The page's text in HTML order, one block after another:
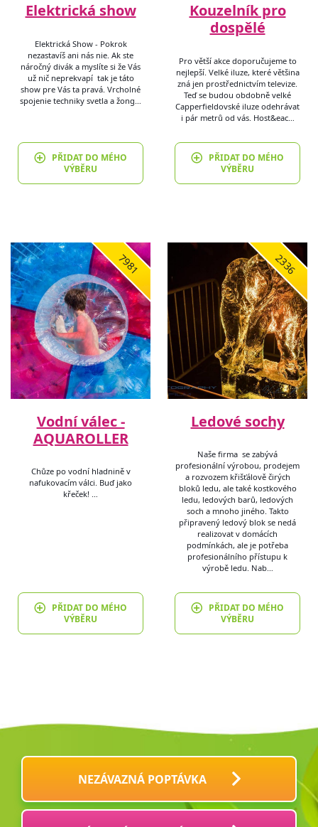
Elektrická show
Elektrická Show - Pokrok
nezastavíš ani nás nie. Ak ste
náročný divák a myslíte si že Vás
už nič neprekvapí tak je táto
show pre Vás ta pravá. Vrcholné
spojenie techniky svetla a žong…
PŘIDAT DO MÉHO
VÝBĚRU
Kouzelník pro
dospělé
Pro větší akce doporučujeme to
nejlepší. Velké iluze, které většina
zná jen prostřednictvím televize.
Teď se budou obdobně velké
Capperfieldovské iluze odehrávat
i pár metrů od vás. Host&eac…
PŘIDAT DO MÉHO
VÝBĚRU
7981
Vodní válec -
AQUAROLLER
Chůze po vodní hladnině v
nafukovacím válci. Buď jako
křeček! …
PŘIDAT DO MÉHO
VÝBĚRU
2336
Ledové sochy
Naše firma se zabývá
profesionální výrobou, prodejem
a rozvozem křišťálově čirých
bloků ledu, ale také kostkového
ledu, ledových barů, ledových
soch a mnoho jiného. Takto
připravený ledový blok se nedá
realizovat v domácích
podmínkách, ale je potřeba
profesionálního přístupu k
výrobě ledu. Nab…
PŘIDAT DO MÉHO
VÝBĚRU
NEZÁVAZNÁ POPTÁVKA